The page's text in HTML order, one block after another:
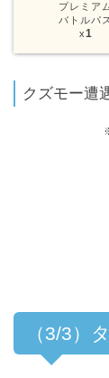
プレミア
バトルパス
x1
クズモー遭
（3/3）